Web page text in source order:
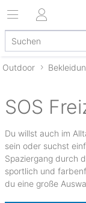
Outdoor
SOS
Du willst auch im
sein oder suchst
Spaziergang durch
sportlich und
du eine große